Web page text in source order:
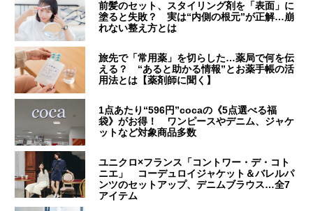
前髪のセット、スタイリング剤を「表面」に
塗ると失敗？ 実は“内側の根元”が正解…崩
れない整え方とは
旅先で「常用薬」を切らした…薬局で何を伝
える？ “あると助かる情報”とお薬手帳の活
用法とは【薬剤師に聞く】
1点あたり“596円”cocaの《5点選べる福
袋》がお得！ ワンピースやデニム、ジャケ
ットなど対象商品多数
ユニクロ×フランス「コントワー・デ・コト
ニエ」 コーデュロイジャケット＆バレルパ
ンツのセットアップ、デニムブラウス…全7
アイテム